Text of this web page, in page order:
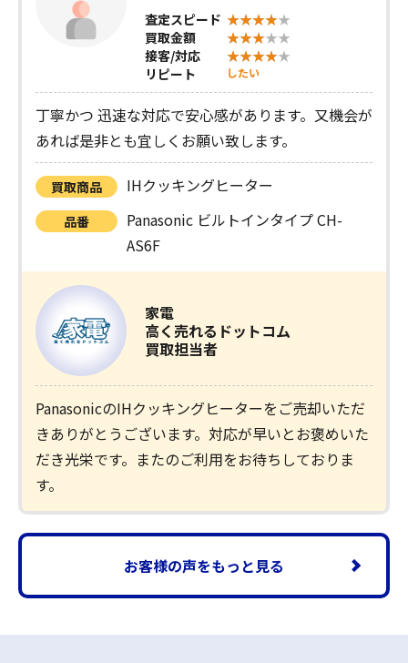
査定スピード
買取金額
接客/対応
リピート
したい
丁寧かつ 迅速な対応で安心感があります。又機会が
あれば是非とも宜しくお願い致します。
買取商品 IHクッキングヒーター
品番
Panasonic ビルトインタイプ CH-
AS6F
家電
高く売れるドットコム
買取担当者
PanasonicのIHクッキングヒーターをご売却いただ
きありがとうございます。対応が早いとお褒めいた
だき光栄です。またのご利用をお待ちしておりま
す。
お客様の声をもっと見る